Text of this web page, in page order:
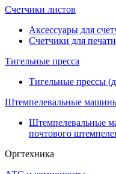
Счетчики листов
Аксессуары для
Счетчики для
Тигельные пресса
Тигельные прессы
Штемпелевальные
Штемпелевальные
почтового
Оргтехника